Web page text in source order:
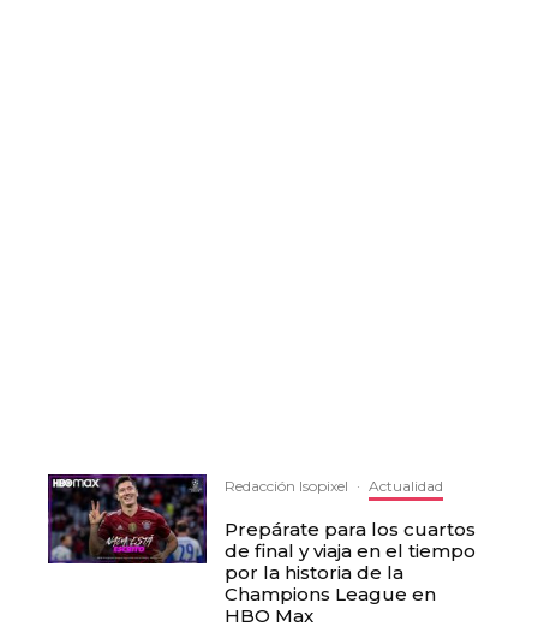
Redacción Isopixel · Actualidad
Prepárate para los cuartos
de final y viaja en el tiempo
por la historia de la
Champions League en
HBO Max